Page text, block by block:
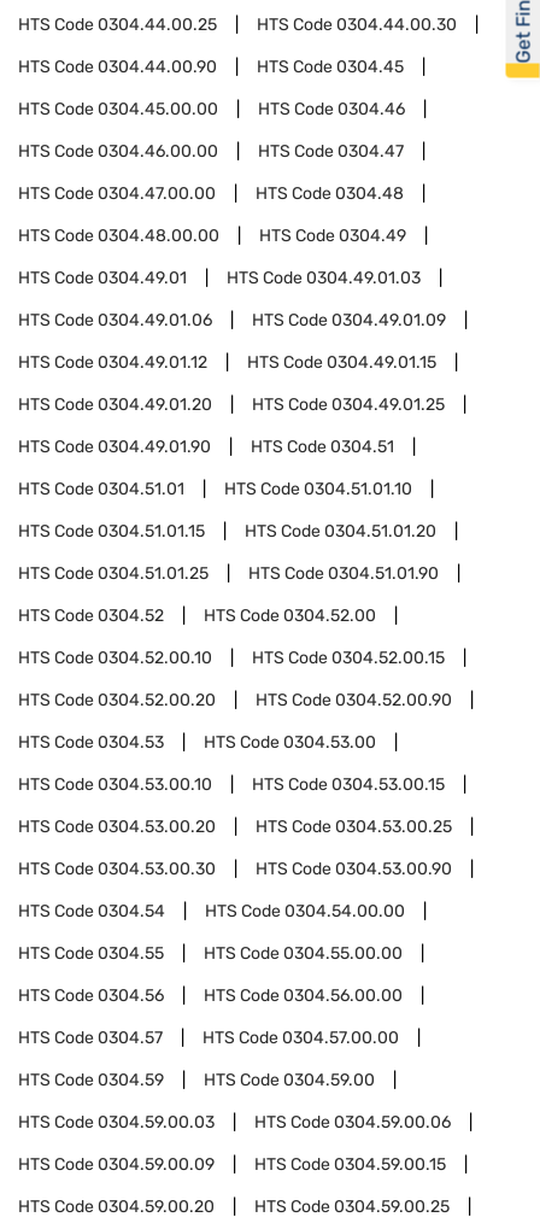
HTS Code0304.44.00.25 HTS Code0304.44.00.30
HTS Code0304.44.00.90 HTS Code0304.45
HTS Code0304.45.00.00 HTS Code0304.46
HTS Code0304.46.00.00 HTS Code0304.47
HTS Code0304.47.00.00 HTS Code0304.48
HTS Code0304.48.00.00 HTS Code0304.49
HTS Code0304.49.01 HTS Code0304.49.01.03
HTS Code0304.49.01.06 HTS Code0304.49.01.09
HTS Code0304.49.01.12 HTS Code0304.49.01.15
HTS Code0304.49.01.20 HTS Code0304.49.01.25
HTS Code0304.49.01.90 HTS Code0304.51
HTS Code0304.51.01 HTS Code0304.51.01.10
HTS Code0304.51.01.15 HTS Code0304.51.01.20
HTS Code0304.51.01.25 HTS Code0304.51.01.90
HTS Code0304.52 HTS Code0304.52.00
HTS Code0304.52.00.10 HTS Code0304.52.00.15
HTS Code0304.52.00.20 HTS Code0304.52.00.90
HTS Code0304.53 HTS Code0304.53.00
HTS Code0304.53.00.10 HTS Code0304.53.00.15
HTS Code0304.53.00.20 HTS Code0304.53.00.25
HTS Code0304.53.00.30 HTS Code0304.53.00.90
HTS Code0304.54 HTS Code0304.54.00.00
HTS Code0304.55 HTS Code0304.55.00.00
HTS Code0304.56 HTS Code0304.56.00.00
HTS Code0304.57 HTS Code0304.57.00.00
HTS Code0304.59 HTS Code0304.59.00
HTS Code0304.59.00.03 HTS Code0304.59.00.06
HTS Code0304.59.00.09 HTS Code0304.59.00.15
HTS Code0304.59.00.20 HTS Code0304.59.00.25